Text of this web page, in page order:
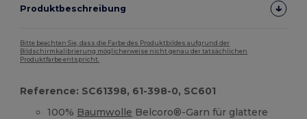
Produktbeschreibung
Bitte beachten Sie, dass die Farbe des Produktbildes aufgrund der
Bildschirmkalibrierung möglicherweise nicht genau der tatsächlichen
Produktfarbe entspricht.
Reference: SC61398, 61-398-0, SC601
100% Baumwolle Belcoro®-Garn für glattere